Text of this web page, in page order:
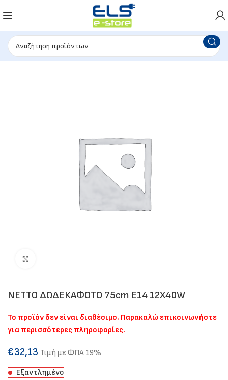
NETTO ΔΩΔΕΚΑΦΩΤΟ 75cm Ε14 12Χ40W
Το προϊόν δεν είναι διαθέσιμο. Παρακαλώ επικοινωνήστε
για περισσότερες πληροφορίες.
€32,13 Τιμή με ΦΠΑ 19%
Εξαντλημένο